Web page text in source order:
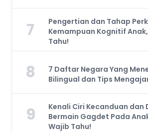
7
Pengertian dan Tahap
Kemampuan Kognitif
Tahu!
8
7 Daftar Negara Yang
Bilingual dan Tips
9
Kenali Ciri Kecanduan dan
Bermain Gagdet Pada
Wajib Tahu!